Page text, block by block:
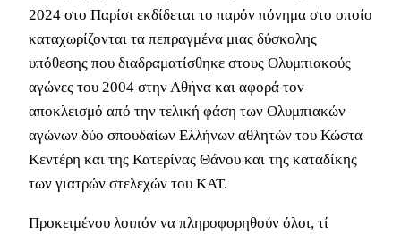
2024 στο Παρίσι εκδίδεται το παρόν πόνημα στο οποίο
καταχωρίζονται τα πεπραγμένα μιας δύσκολης
υπόθεσης που διαδραματίσθηκε στους Ολυμπιακούς
αγώνες του 2004 στην Αθήνα και αφορά τον
αποκλεισμό από την τελική φάση των Ολυμπιακών
αγώνων δύο σπουδαίων Ελλήνων αθλητών του Κώστα
Κεντέρη και της Κατερίνας Θάνου και της καταδίκης
των γιατρών στελεχών του ΚΑΤ.
Προκειμένου λοιπόν να πληροφορηθούν όλοι, τί